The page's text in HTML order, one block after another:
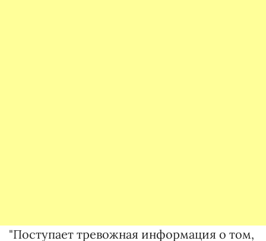
"Поступает тревожная информация о том,